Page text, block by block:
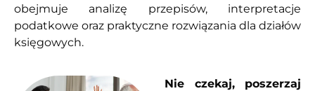
obejmuje analizę przepisów, interpretacje
podatkowe oraz praktyczne rozwiązania dla działów
księgowych.
Nie czekaj, poszerzaj